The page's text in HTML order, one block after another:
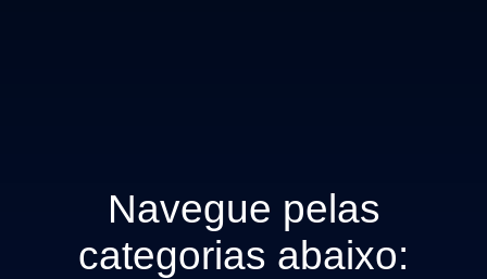
Navegue pelas
categorias abaixo: